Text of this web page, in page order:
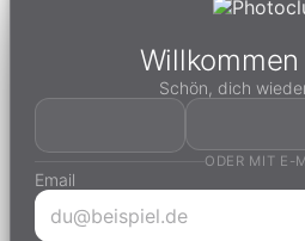
Schön, dich
ODER MIT E-
Email